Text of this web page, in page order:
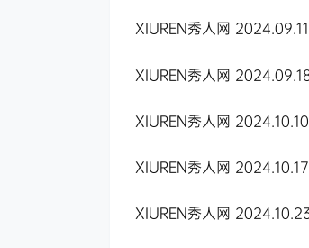
XIUREN秀人网
XIUREN秀人网
XIUREN秀人网
XIUREN秀人网
XIUREN秀人网